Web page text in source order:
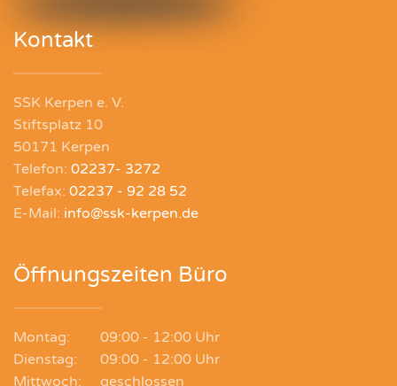
Kontakt
SSK Kerpen e. V.
Stiftsplatz 10
50171 Kerpen
Telefon: 02237- 3272
Telefax: 02237 - 92 28 52
E-Mail: info@ssk-kerpen.de
Öffnungszeiten Büro
Montag:
09:00 - 12:00 Uhr
Dienstag:
09:00 - 12:00 Uhr
Mittwoch:
geschlossen